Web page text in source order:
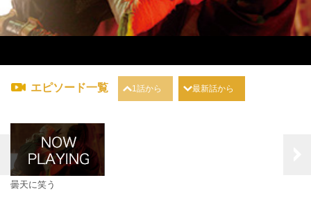
エピソード一覧 1話から 最新話から
曇天に笑う